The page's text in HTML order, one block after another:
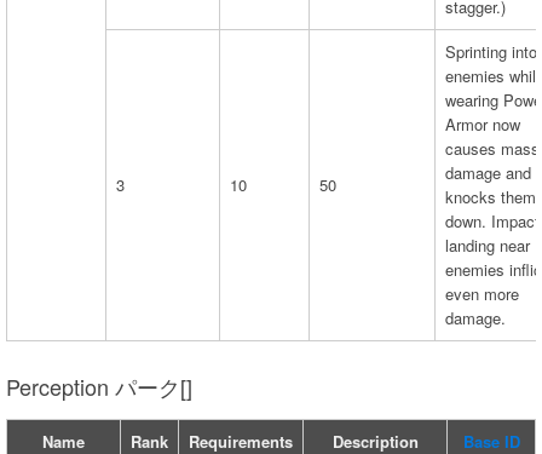
stagger.)
3 10 50
Sprinting into
enemies
wearing
Armor now
causes
damage and
knocks them
down. Impact
landing near
enemies
even more
damage.
Perception パーク[]
Name Rank Requirements Description Base ID